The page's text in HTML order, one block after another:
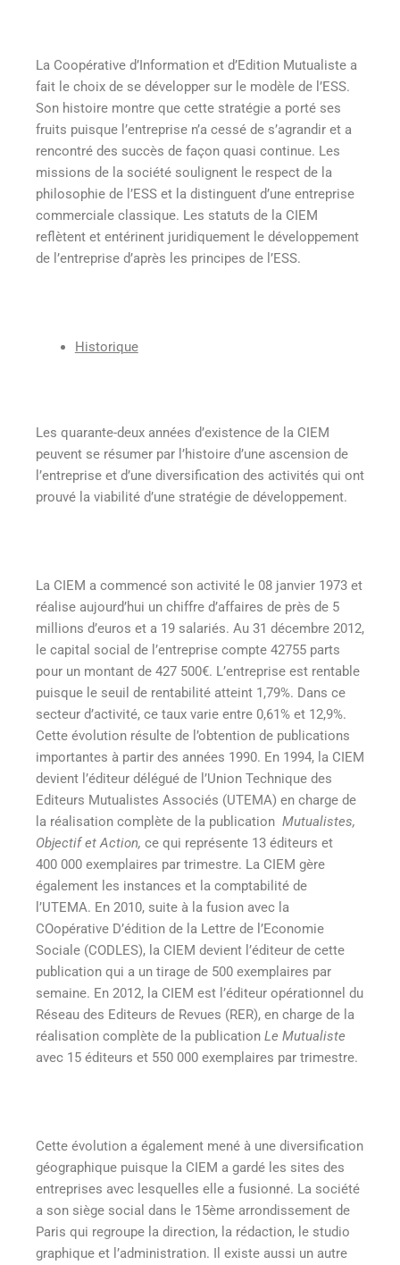
La Coopérative d’Information et d’Edition Mutualiste a
fait le choix de se développer sur le modèle de l’ESS.
Son histoire montre que cette stratégie a porté ses
fruits puisque l’entreprise n’a cessé de s’agrandir et a
rencontré des succès de façon quasi continue. Les
missions de la société soulignent le respect de la
philosophie de l’ESS et la distinguent d’une entreprise
commerciale classique. Les statuts de la CIEM
reflètent et entérinent juridiquement le développement
de l’entreprise d’après les principes de l’ESS.
Historique
Les quarante-deux années d’existence de la CIEM
peuvent se résumer par l’histoire d’une ascension de
l’entreprise et d’une diversification des activités qui ont
prouvé la viabilité d’une stratégie de développement.
La CIEM a commencé son activité le 08 janvier 1973 et
réalise aujourd’hui un chiffre d’affaires de près de 5
millions d’euros et a 19 salariés. Au 31 décembre 2012,
le capital social de l’entreprise compte 42755 parts
pour un montant de 427 500€. L’entreprise est rentable
puisque le seuil de rentabilité atteint 1,79%. Dans ce
secteur d’activité, ce taux varie entre 0,61% et 12,9%.
Cette évolution résulte de l’obtention de publications
importantes à partir des années 1990. En 1994, la CIEM
devient l’éditeur délégué de l’Union Technique des
Editeurs Mutualistes Associés (UTEMA) en charge de
la réalisation complète de la publication Mutualistes,
Objectif et Action, ce qui représente 13 éditeurs et
400 000 exemplaires par trimestre. La CIEM gère
également les instances et la comptabilité de
l’UTEMA. En 2010, suite à la fusion avec la
COopérative D’édition de la Lettre de l’Economie
Sociale (CODLES), la CIEM devient l’éditeur de cette
publication qui a un tirage de 500 exemplaires par
semaine. En 2012, la CIEM est l’éditeur opérationnel du
Réseau des Editeurs de Revues (RER), en charge de la
réalisation complète de la publication Le Mutualiste
avec 15 éditeurs et 550 000 exemplaires par trimestre.
Cette évolution a également mené à une diversification
géographique puisque la CIEM a gardé les sites des
entreprises avec lesquelles elle a fusionné. La société
a son siège social dans le 15ème arrondissement de
Paris qui regroupe la direction, la rédaction, le studio
graphique et l’administration. Il existe aussi un autre